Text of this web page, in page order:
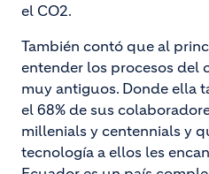
el CO2.
También contó que al
entender los procesos del
muy antiguos. Donde ella
el 68% de sus
millenials y centennials y
tecnología a ellos les